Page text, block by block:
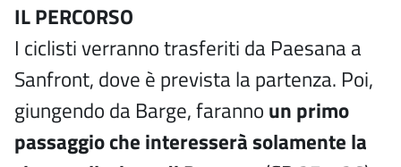
IL PERCORSO
I ciclisti verranno trasferiti da Paesana a
Sanfront, dove è prevista la partenza. Poi,
giungendo da Barge, faranno un primo
passaggio che interesserà solamente la